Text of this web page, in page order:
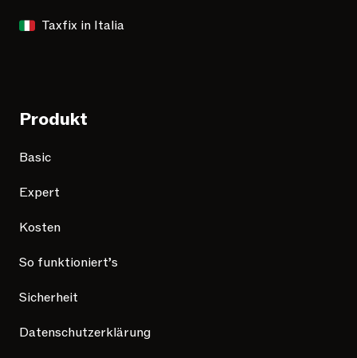
Taxfix in Italia
Produkt
Basic
Expert
Kosten
So funktioniert’s
Sicherheit
Datenschutzerklärung